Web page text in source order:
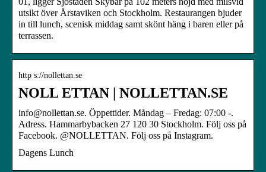
utsikt över Årstaviken och Stockholm. Restaurangen bjuder
in till lunch, scenisk middag samt skönt häng i baren eller på
terrassen.
http s://nollettan.se
NOLL ETTAN | NOLLETTAN.SE
info@nollettan.se. Öppettider. Måndag – Fredag: 07:00 -.
Adress. Hammarbybacken 27 120 30 Stockholm. Följ oss på
Facebook. @NOLLETTAN. Följ oss på Instagram.
Dagens Lunch